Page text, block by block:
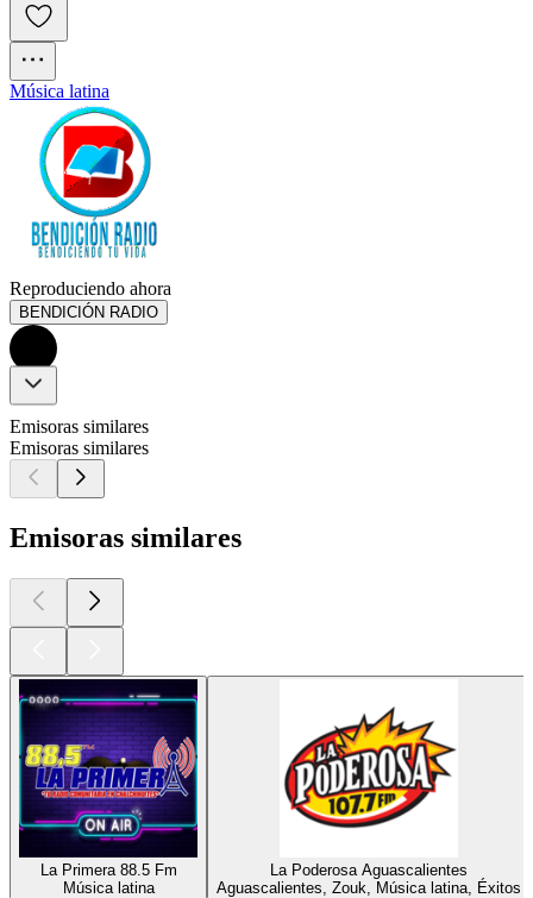
Música latina
Reproduciendo ahora
BENDICIÓN RADIO
Emisoras similares
Emisoras similares
Emisoras similares
La Primera 88.5 Fm
Música latina
La Poderosa Aguascalientes
Aguascalientes, Zouk, Música latina, Éxitos